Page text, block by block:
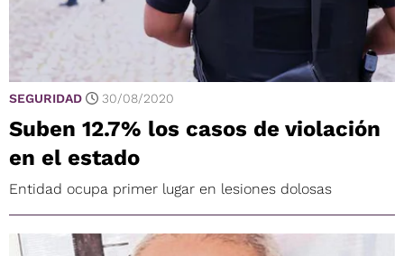
SEGURIDAD 30/08/2020
Suben 12.7% los casos de violación
en el estado
Entidad ocupa primer lugar en lesiones dolosas